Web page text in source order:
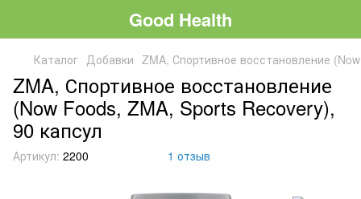
Good Health
Каталог Добавки ZMA, Спортивное восстановление
ZMA, Спортивное восстановление
(Now Foods, ZMA, Sports Recovery),
90 капсул
Артикул: 2200 1 отзыв